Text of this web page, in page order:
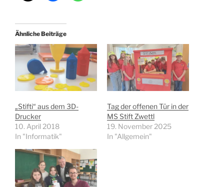
Ähnliche Beiträge
„Stifti“ aus dem 3D-
Drucker
10. April 2018
In "Informatik"
Tag der offenen Tür in der
MS Stift Zwettl
19. November 2025
In "Allgemein"